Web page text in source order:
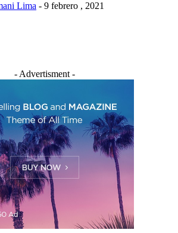
Lima - 9 febrero , 2021
- Advertisment -